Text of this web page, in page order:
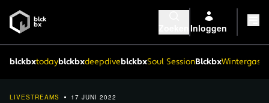
Inloggen
blckbxtodayblckbxdeepdiveblckbxSoul SessionBlckbx
LIVESTREAMS 17 JUNI 2022